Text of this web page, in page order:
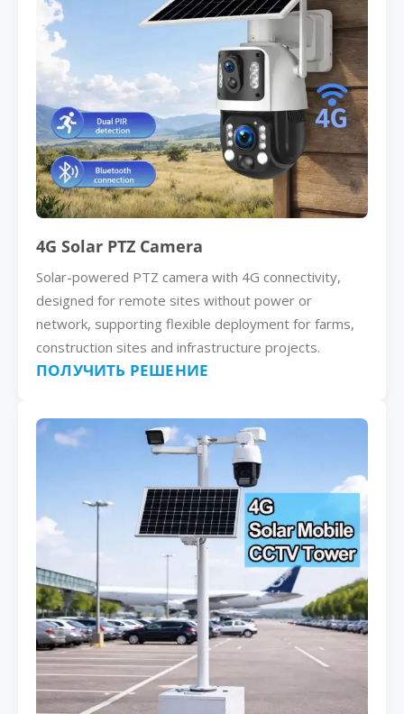
4G Solar PTZ Camera
Solar-powered PTZ camera with 4G connectivity,
designed for remote sites without power or
network, supporting flexible deployment for farms,
construction sites and infrastructure projects.
ПОЛУЧИТЬ РЕШЕНИЕ